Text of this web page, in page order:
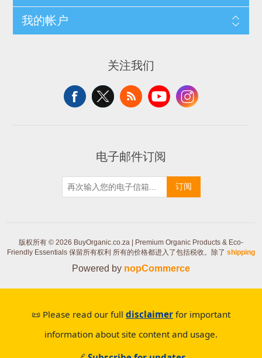
我的帐户
关注我们
电子邮件订阅
订阅
版权所有 © 2026 BuyOrganic.co.za | Premium Organic Products & Eco-
Friendly Essentials 保留所有权利 所有的价格都进入了包括税收。除了 shipping
Powered by nopCommerce
📜 Please read our full disclaimer for important
information about site content and usage.